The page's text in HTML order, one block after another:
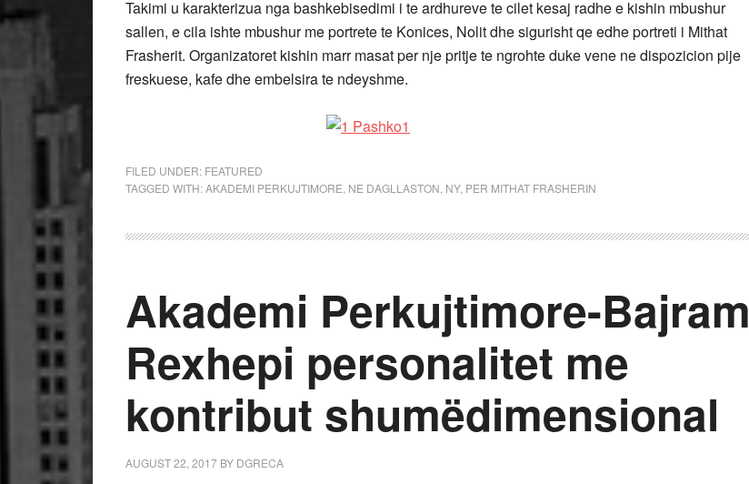
Takimi u karakterizua nga bashkebisedimi i te ardhureve te cilet kesaj radhe e kishin mbushur
sallen, e cila ishte mbushur me portrete te Konices, Nolit dhe sigurisht qe edhe portreti i Mithat
Frasherit. Organizatoret kishin marr masat per nje pritje te ngrohte duke vene ne dispozicion pije
freskuese, kafe dhe embelsira te ndeyshme.
FILED UNDER: FEATURED
TAGGED WITH:AKADEMI PERKUJTIMORE NE DAGLLASTON NY, PER MITHAT FRASHERIN
Akademi Perkujtimore-Bajram
Rexhepi personalitet me
kontribut shumëdimensional
AUGUST 22, 2017 BY DGRECA